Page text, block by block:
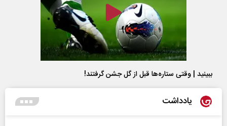
ببینید | وقتی ستاره‌ها قبل از گل جشن گرفتند!
یادداشت